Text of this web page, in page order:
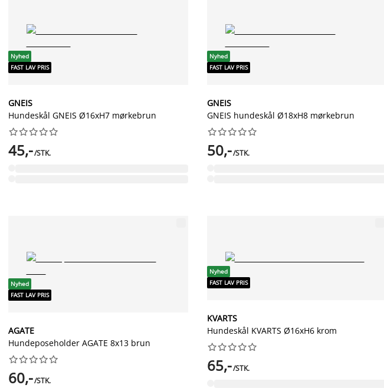
Nyhed
FAST LAV PRIS
GNEIS
Hundeskål GNEIS Ø16xH7 mørkebrun






45,-/STK.
Nyhed
FAST LAV PRIS
GNEIS
GNEIS hundeskål Ø18xH8 mørkebrun






50,-/STK.
Nyhed
FAST LAV PRIS
AGATE
Hundeposeholder AGATE 8x13 brun






60,-/STK.
Nyhed
FAST LAV PRIS
KVARTS
Hundeskål KVARTS Ø16xH6 krom






65,-/STK.